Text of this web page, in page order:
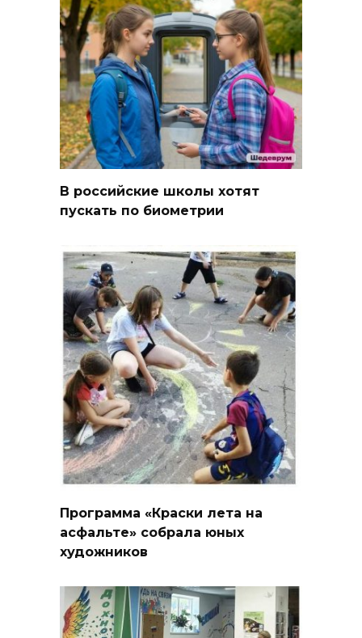
В российские школы хотят
пускать по биометрии
Программа «Краски лета на
асфальте» собрала юных
художников